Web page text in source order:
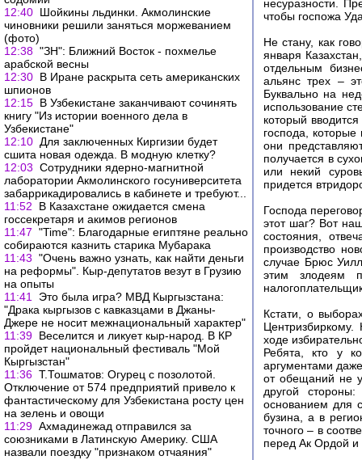
12:40 Шойкины льдинки. Акмолинские
чиновники решили заняться моржеванием
(фото)
12:38 "ЗН": Ближний Восток - похмелье
арабской весны
12:30 В Иране раскрыта сеть американских
шпионов
12:15 В Узбекистане заканчивают сочинять
книгу "Из истории военного дела в
Узбекистане"
12:10 Для заключенных Киргизии будет
сшита новая одежда. В модную клетку?
12:03 Сотрудники ядерно-магнитной
лаборатории Акмолинского госуниверситета
забаррикадировались в кабинете и требуют...
11:52
В Казахстане ожидается смена
госсекретаря и акимов регионов
11:47 "Time": Благодарные египтяне реально
собираются казнить старика Мубарака
11:43 "Очень важно узнать, как найти деньги
на реформы". Кыр-депутатов везут в Грузию
на опыты
11:41
Это была игра? МВД Кыргызстана:
"Драка кыргызов с кавказцами в Джаны-
Джере не носит межнациональный характер"
11:39 Веселится и ликует кыр-народ. В КР
пройдет национальный фестиваль "Мой
Кыргызстан"
11:36 Т.Тошматов: Огурец с позолотой.
Отключение от 574 предприятий привело к
фантастическому для Узбекистана росту цен
на зелень и овощи
11:29 Ахмадинежад отправился за
союзниками в Латинскую Америку. США
назвали поездку "признаком отчаяния"
несуразности.
чтобы госпожа
Не стану, как
января
отдельным
альянс трех –
Буквально на
использование
который
господа,
они
получается в
или некий
придется
Господа
этот шаг? Вот
состояния,
производство
случае Брюс
этим злодеям
Кстати, о
ходе
Ребята, кто у
аргументами
от обещаний не
другой
основанием для
бузина, а в
точного – в
перед Ак Ордой